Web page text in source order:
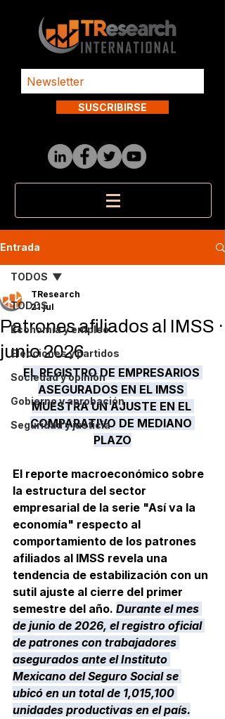
SUSCRIBIRSE
Entrada
TODOS
Economía y empleo
Elecciones y partidos
Sociedad y opinión
Gobierno y aprobación
Seguridad y justicia
TODOS
Patrones afiliados al IMSS ·
junio 2026
TResearch
21 jul
EL REGISTRO DE EMPRESARIOS
ASEGURADOS EN EL IMSS
MUESTRA UN AJUSTE EN EL
COMPARATIVO DE MEDIANO
PLAZO
El reporte macroeconómico sobre
la estructura del sector
empresarial de la serie "Así va la
economía" respecto al
comportamiento de los patrones
afiliados al IMSS revela una
tendencia de estabilización con un
sutil ajuste al cierre del primer
semestre del año. Durante el mes
de junio de 2026, el registro oficial
de patrones con trabajadores
asegurados ante el Instituto
Mexicano del Seguro Social se
ubicó en un total de 1,015,100
unidades productivas en el país.